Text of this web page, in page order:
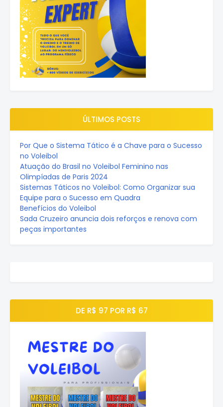
ÚLTIMOS POSTS
Por Que o Sistema Tático é a Chave para o Sucesso
no Voleibol
Atuação do Brasil no Voleibol Feminino nas
Olimpíadas de Paris 2024
Sistemas Táticos no Voleibol: Como Organizar sua
Equipe para o Sucesso em Quadra
Benefícios do Voleibol
Sada Cruzeiro anuncia dois reforços e renova com
peças importantes
DE R$ 97 POR R$ 67